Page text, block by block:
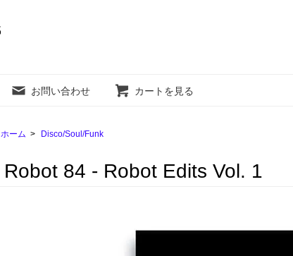
お問い合わせ カートを見る
ホーム > Disco/Soul/Funk
Robot 84 - Robot Edits Vol. 1